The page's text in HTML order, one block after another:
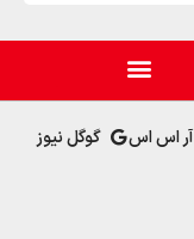
آر اس اس گوگل نیوز